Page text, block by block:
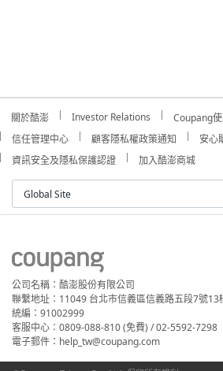
關於酷澎 Investor Relations Coupang
信任管理中心
顧客隱私權政策通知 安心
資訊安全及隱私保護認證
加入酷澎商城
Global Site
公司名稱：酷澎股份有限公司
聯繫地址：11049 台北市信義區信義路五段7號13
統編：91002999
客服中心：0809-088-810 (免費) / 02-5592-7298
電子郵件：help_tw@coupang.com